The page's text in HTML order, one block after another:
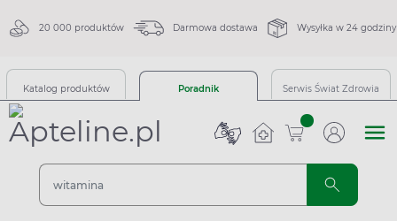
20 000 produktów Darmowa dostawa Wysyłka w 24 godziny
Katalog produktów Poradnik Serwis Świat Zdrowia
sztuk